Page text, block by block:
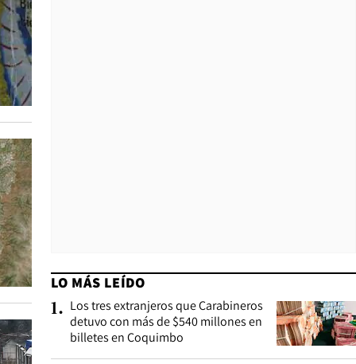
LO MÁS LEÍDO
1. Los tres extranjeros que Carabineros
detuvo con más de $540 millones en
billetes en Coquimbo